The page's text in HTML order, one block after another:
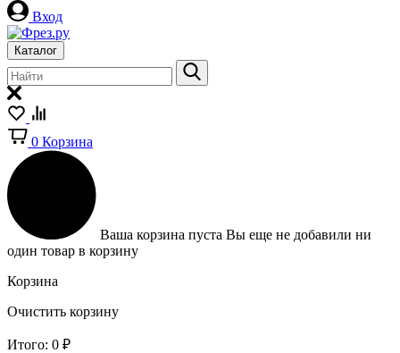
Вход
Каталог
0 Корзина
Ваша корзина пуста Вы еще не добавили ни
один товар в корзину
Корзина
Очистить корзину
Итого: 0 ₽